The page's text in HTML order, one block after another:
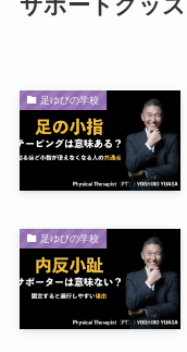
足ゆびの学校
足ゆびの学校